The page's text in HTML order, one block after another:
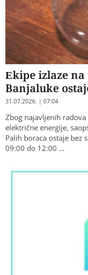
Ekipe izlaze
Banjaluke
31.07.2026. | 07:04
Zbog najavljenih
električne energije,
Palih boraca ostaje bez
09:00 do 12:00 …